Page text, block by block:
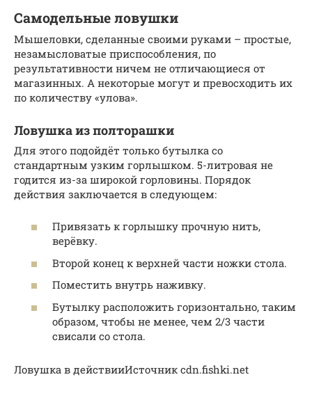
Самодельные ловушки
Мышеловки, сделанные своими руками – простые,
незамысловатые приспособления, по
результативности ничем не отличающиеся от
магазинных. А некоторые могут и превосходить их
по количеству «улова».
Ловушка из полторашки
Для этого подойдёт только бутылка со
стандартным узким горлышком. 5-литровая не
годится из-за широкой горловины. Порядок
действия заключается в следующем:
Привязать к горлышку прочную нить,
верёвку.
Второй конец к верхней части ножки стола.
Поместить внутрь наживку.
Бутылку расположить горизонтально, таким
образом, чтобы не менее, чем 2/3 части
свисали со стола.
Ловушка в действииИсточник cdn.fishki.net